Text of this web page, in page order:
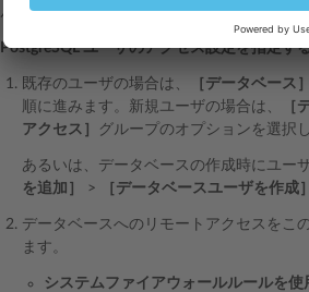
ルルールに追加されます。
PostgreSQL ユーザのアクセス設定を指定す
既存のユーザの場合は、 ［データベース］
順に進みます。新規ユーザの場合は、
［
アクセス］
グループのオプションを選択
あるいは、データベースの作成時にユー
を追加］
> ［データベースユーザを作成］
データベースへのリモートアクセスをこ
ます。
システムファイアウォールルールを使